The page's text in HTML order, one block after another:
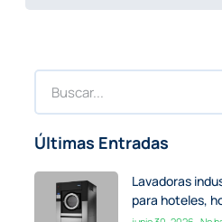
Últimas Entradas
Lavadoras
para hoteles,